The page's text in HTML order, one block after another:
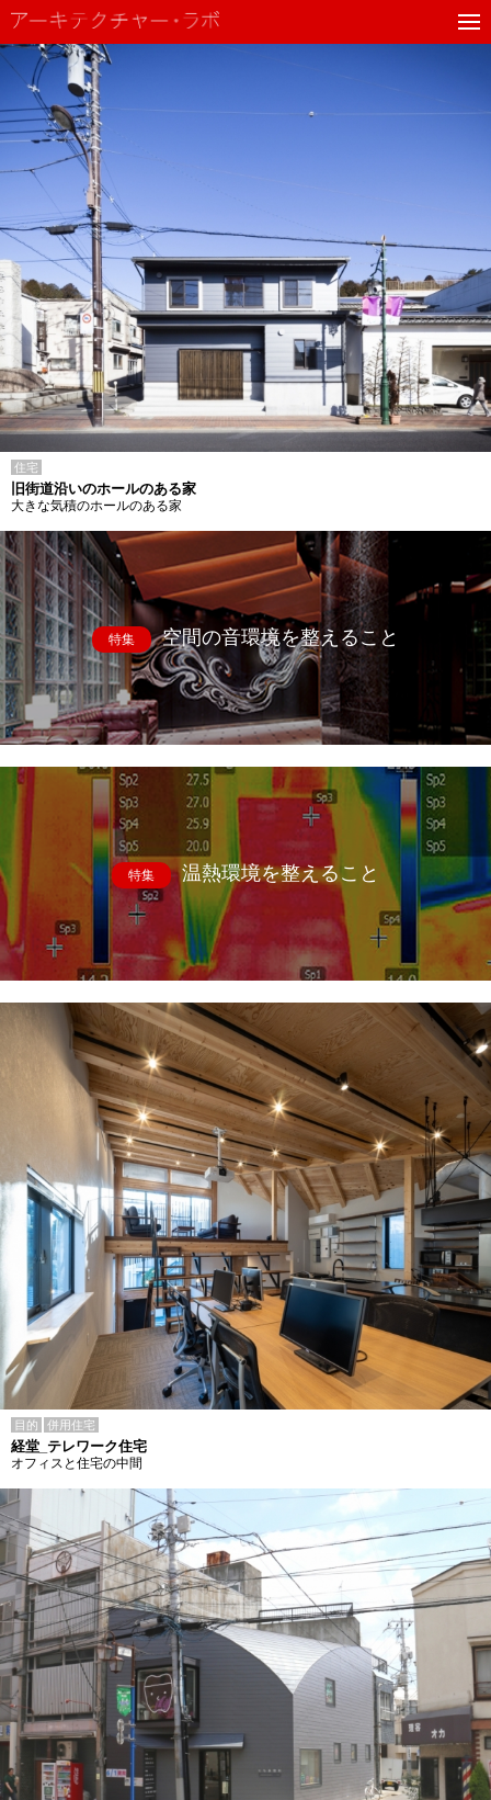
住宅
旧街道沿いのホールのある家
大きな気積のホールのある家
特集 空間の音環境を整えること
特集 温熱環境を整えること
目的 併用住宅
経堂_テレワーク住宅
オフィスと住宅の中間